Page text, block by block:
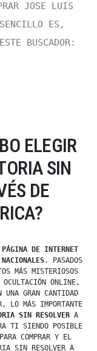
JOSE LUIS
ES,
BUSCADOR:
ELEGIR
SIN
DE
PÁGINA DE INTERNET
. PASADOS
MÁS MISTERIOSOS
ONLINE,
UNA GRAN CANTIDAD
LO MÁS IMPORTANTE
SIN RESOLVERA
TI SIENDO POSIBLE
COMPRAR Y EL
SIN RESOLVER A